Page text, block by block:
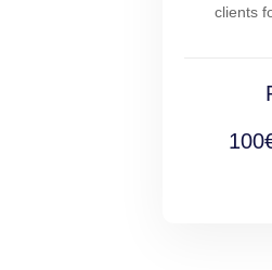
clients